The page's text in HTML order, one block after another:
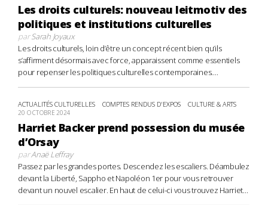
Les droits culturels: nouveau leitmotiv des
politiques et institutions culturelles
parSarah Joyaux
Les droits culturels, loin d’être un concept récent bien qu’ils
s’affirment désormais avec force, apparaissent comme essentiels
pour repenser les politiques culturelles contemporaines....
ACTUALITÉS CULTURELLES COMPTES RENDUS D'EXPOS CULTURE & ARTS
20 OCTOBRE 2024
Harriet Backer prend possession du musée
d’Orsay
parAnaë Leffray
Passez par les grandes portes. Descendez les escaliers. Déambulez
devant la Liberté, Sappho et Napoléon 1er pour vous retrouver
devant un nouvel escalier. En haut de celui-ci vous trouvez Harriet...